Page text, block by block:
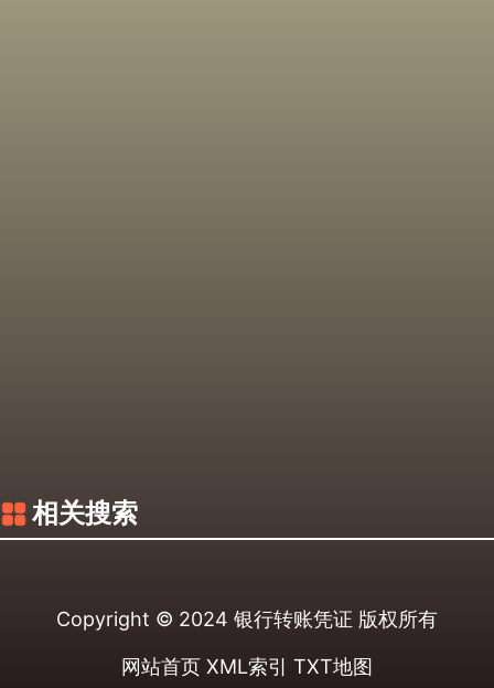
相关搜索
Copyright © 2024 银行转账凭证 版权所有
网站首页 XML索引 TXT地图